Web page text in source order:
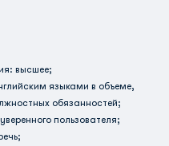
высшее;
языками в объеме,
обязанностей;
пользователя;